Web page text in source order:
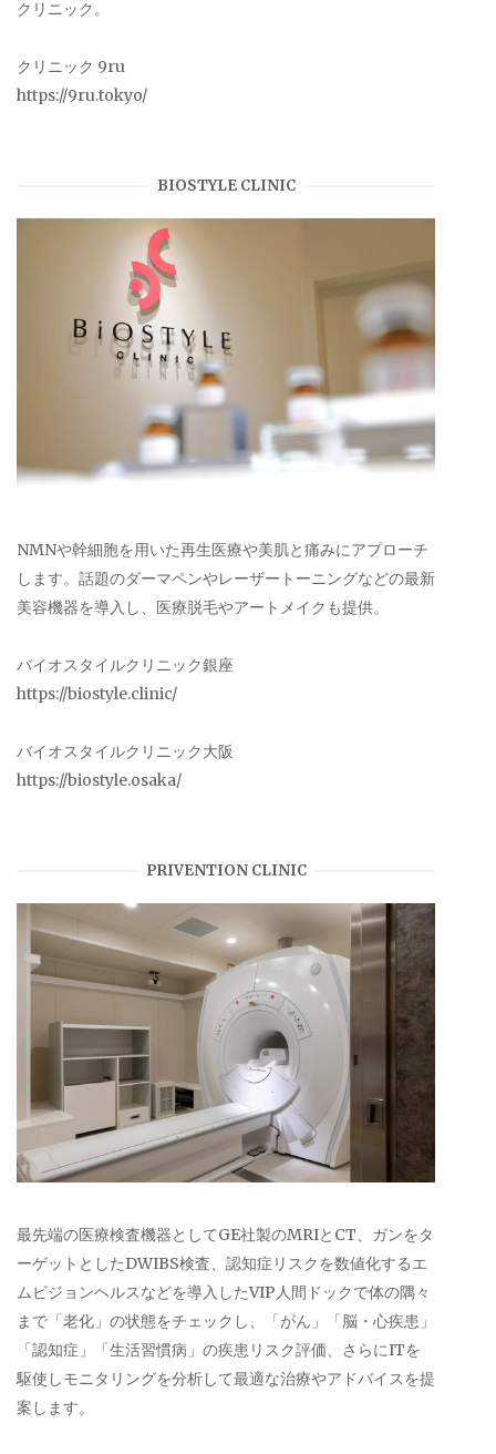
クリニック。
クリニック 9ru
https://9ru.tokyo/
BIOSTYLE CLINIC
NMNや幹細胞を用いた再生医療や美肌と痛みにアプローチ
します。話題のダーマペンやレーザートーニングなどの最新
美容機器を導入し、医療脱毛やアートメイクも提供。
バイオスタイルクリニック銀座
https://biostyle.clinic/
バイオスタイルクリニック大阪
https://biostyle.osaka/
PRIVENTION CLINIC
最先端の医療検査機器としてGE社製のMRIとCT、ガンをタ
ーゲットとしたDWIBS検査、認知症リスクを数値化するエ
ムビジョンヘルスなどを導入したVIP人間ドックで体の隅々
まで「老化」の状態をチェックし、「がん」「脳・心疾患」
「認知症」「生活習慣病」の疾患リスク評価、さらにITを
駆使しモニタリングを分析して最適な治療やアドバイスを提
案します。